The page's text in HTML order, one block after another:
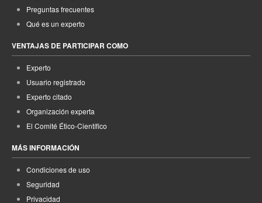
Preguntas frecuentes
Qué es un experto
VENTAJAS DE PARTICIPAR COMO
Experto
Usuario registrado
Experto citado
Organización experta
El Comité Ético-Científico
MÁS INFORMACIÓN
Condiciones de uso
Seguridad
Privacidad